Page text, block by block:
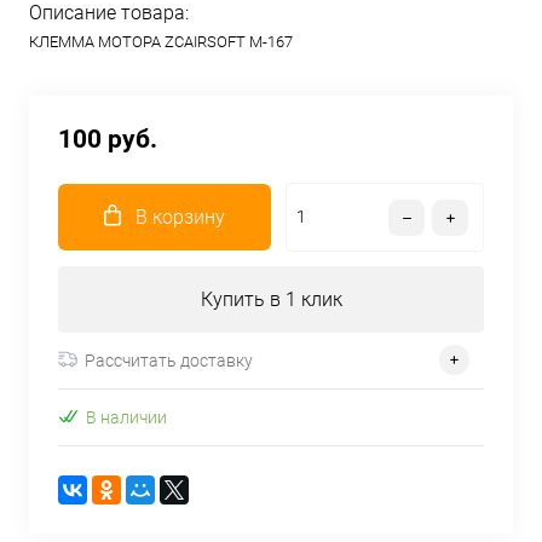
Описание товара:
КЛЕММА МОТОРА ZCAIRSOFT M-167
100 руб.
В корзину
Купить в 1 клик
Рассчитать доставку
В наличии